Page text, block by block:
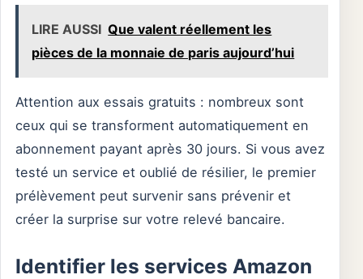
LIRE AUSSI Que valent réellement les
pièces de la monnaie de paris aujourd’hui
Attention aux essais gratuits : nombreux sont
ceux qui se transforment automatiquement en
abonnement payant après 30 jours. Si vous avez
testé un service et oublié de résilier, le premier
prélèvement peut survenir sans prévenir et
créer la surprise sur votre relevé bancaire.
Identifier les services Amazon